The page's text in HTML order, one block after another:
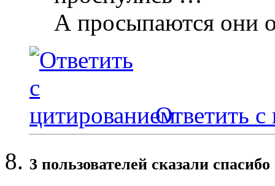
А просыпаются они
Ответить с
3 пользователей сказали